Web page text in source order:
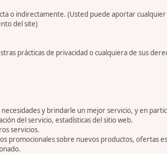
o indirectamente. (Usted puede aportar
del site)
prácticas de privacidad o cualquiera de sus
y brindarle un mejor servicio, y en
del servicio, estadísticas del sitio web.
servicios.
promocionales sobre nuevos productos, ofertas